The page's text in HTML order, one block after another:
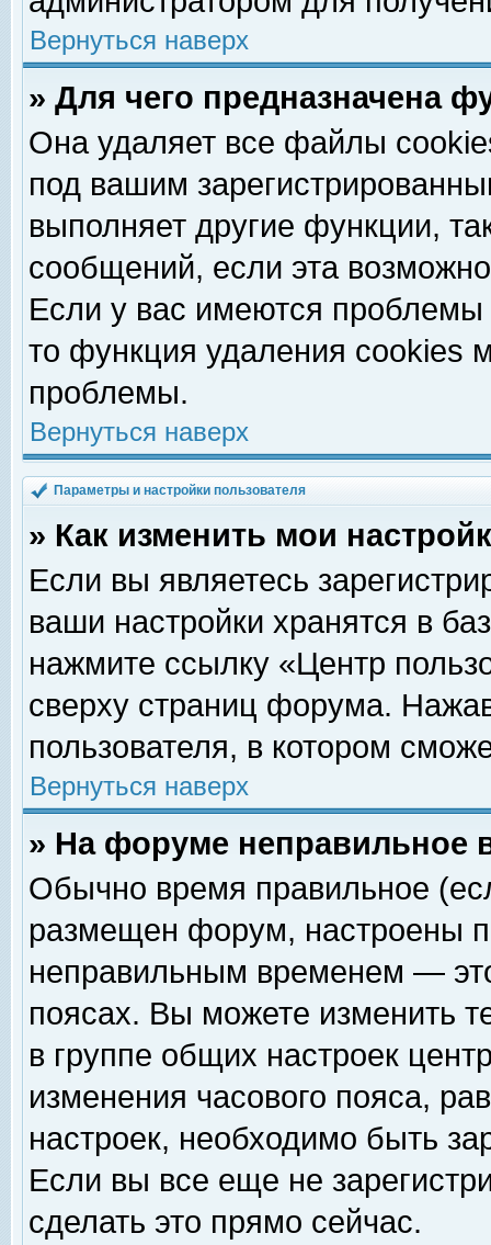
Вернуться наверх
» Для чего предназначена
Она удаляет все файлы
под вашим
выполняет другие функции,
сообщений, если эта
Если у вас имеются
то функция удаления cookies
проблемы.
Вернуться наверх
Параметры и настройки пользователя
» Как изменить мои
Если вы являетесь
ваши настройки хранятся в
нажмите ссылку «Центр
сверху страниц форума.
пользователя, в котором
Вернуться наверх
» На форуме неправильное
Обычно время правильное
размещен форум, настроены
неправильным временем —
поясах. Вы можете изменить
в группе общих настроек
изменения часового пояса,
настроек, необходимо быть
Если вы все еще не
сделать это прямо сейчас.